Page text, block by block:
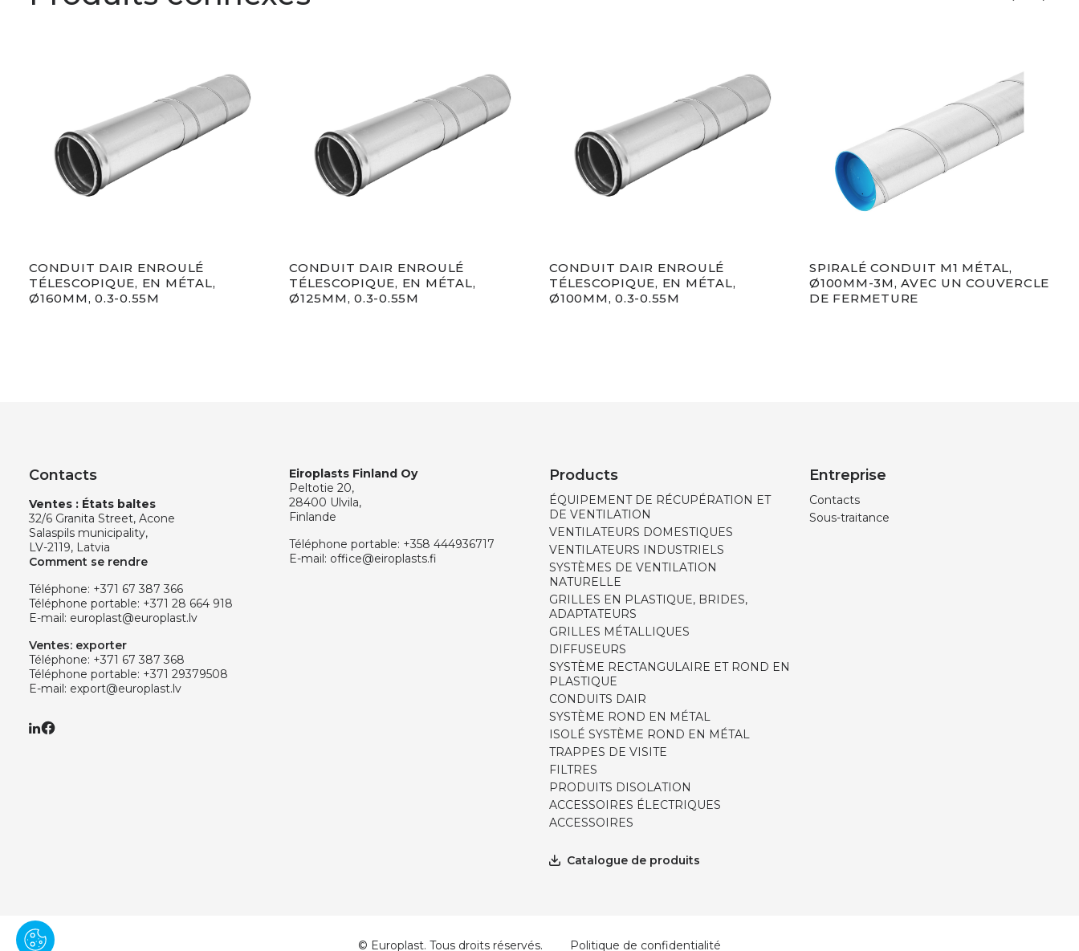
CONDUIT DAIR ENROULÉ
TÉLESCOPIQUE, EN MÉTAL,
Ø160MM, 0.3-0.55M
CONDUIT DAIR ENROULÉ
TÉLESCOPIQUE, EN MÉTAL,
Ø125MM, 0.3-0.55M
CONDUIT DAIR ENROULÉ
TÉLESCOPIQUE, EN MÉTAL,
Ø100MM, 0.3-0.55M
SPIRALÉ CONDUIT M1 MÉTAL,
Ø100MM-3M, AVEC UN COUVERCLE
DE FERMETURE
Contacts
Ventes : États baltes
32/6 Granita Street, Acone
Salaspils municipality,
LV-2119, Latvia
Comment se rendre
Téléphone: +371 67 387 366
Téléphone portable: +371 28 664 918
E-mail: europlast@europlast.lv
Ventes: exporter
Téléphone: +371 67 387 368
Téléphone portable: +371 29379508
E-mail: export@europlast.lv
Eiroplasts Finland Oy
Peltotie 20,
28400 Ulvila,
Finlande
Téléphone portable: +358 444936717
E-mail: office@eiroplasts.fi
Products
ÉQUIPEMENT DE RÉCUPÉRATION ET
DE VENTILATION
VENTILATEURS DOMESTIQUES
VENTILATEURS INDUSTRIELS
SYSTÈMES DE VENTILATION
NATURELLE
GRILLES EN PLASTIQUE, BRIDES,
ADAPTATEURS
GRILLES MÉTALLIQUES
DIFFUSEURS
SYSTÈME RECTANGULAIRE ET ROND EN
PLASTIQUE
CONDUITS DAIR
SYSTÈME ROND EN MÉTAL
ISOLÉ SYSTÈME ROND EN MÉTAL
TRAPPES DE VISITE
FILTRES
PRODUITS DISOLATION
ACCESSOIRES ÉLECTRIQUES
ACCESSOIRES
Catalogue de produits
Entreprise
Contacts
Sous-traitance
© Europlast. Tous droits réservés. Politique de confidentialité